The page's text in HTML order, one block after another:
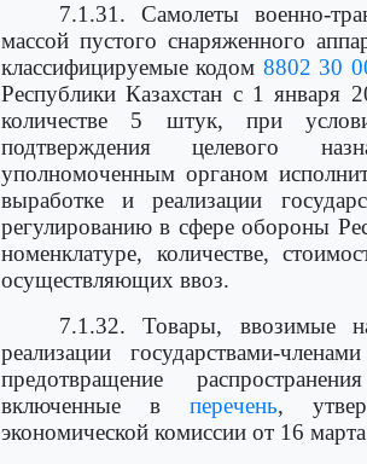
7.1.31. Самолеты военно-
массой пустого снаряженного
классифицируемые кодом 8802 30
Республики Казахстан с 1 января
количестве 5 штук, при
подтверждения целевого
уполномоченным органом
выработке и реализации
регулированию в сфере обороны
номенклатуре, количестве,
осуществляющих ввоз.
7.1.32. Товары, ввозимые
реализации государствами-
предотвращение
включенные в перечень,
экономической комиссии от 16